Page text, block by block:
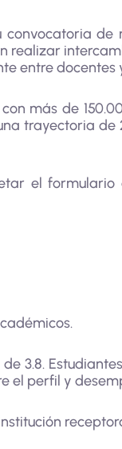
convocatoria
realizar
entre docentes
más de
trayectoria
el
3.8.
el perfil y